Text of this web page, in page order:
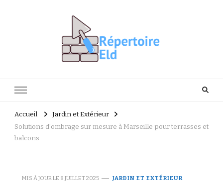
Accueil
Jardin et Extérieur
Solutions d’ombrage sur mesure à Marseille pour terrasses et
balcons
MIS À JOUR LE 8 JUILLET 2025 JARDIN ET EXTÉRIEUR